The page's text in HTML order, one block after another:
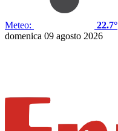
Meteo:
22.7°
domenica 09 agosto 2026